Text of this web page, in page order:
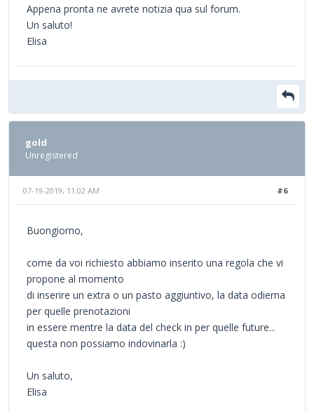
Appena pronta ne avrete notizia qua sul forum.
Un saluto!
Elisa
gold
Unregistered
#6
07-19-2019, 11:02 AM
Buongiorno,
come da voi richiesto abbiamo inserito una regola che vi
propone al momento
di inserire un extra o un pasto aggiuntivo, la data odierna
per quelle prenotazioni
in essere mentre la data del check in per quelle future...
questa non possiamo indovinarla :)
Un saluto,
Elisa